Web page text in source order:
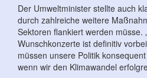
Der Umweltminister stellte auch
durch zahlreiche weitere
Sektoren flankiert werden müsse.
Wunschkonzerte ist definitiv
müssen unsere Politik
wenn wir den Klimawandel